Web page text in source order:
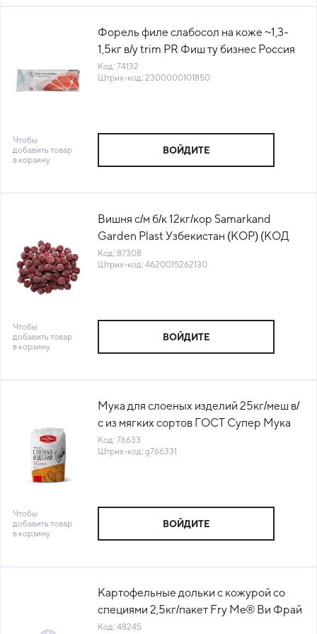
Форель филе слабосол на коже ~1,3-
1,5кг в/у trim PR Фиш ту бизнес Россия
(КОД 74132) (-18°С)
Код: 74132
Штрих-код: 2300000101850
Чтобы
добавить товар
в корзину
ВОЙДИТЕ
Вишня с/м б/к 12кг/кор Samarkand
Garden Plast Узбекистан (КОР) (КОД
87308) (-18°С)
Код: 87308
Штрих-код: 4620015262130
Чтобы
добавить товар
в корзину
ВОЙДИТЕ
Мука для слоеных изделий 25кг/меш в/
с из мягких сортов ГОСТ Супер Мука
Россия (ОСП) (КОД 76633) (+18°С)
Код: 76633
Штрих-код: g766331
Чтобы
добавить товар
в корзину
ВОЙДИТЕ
Картофельные дольки с кожурой со
специями 2,5кг/пакет Fry Me® Ви Фрай
Россия (КРД) (W01)(КОД 48245)(-18°С)
Код: 48245